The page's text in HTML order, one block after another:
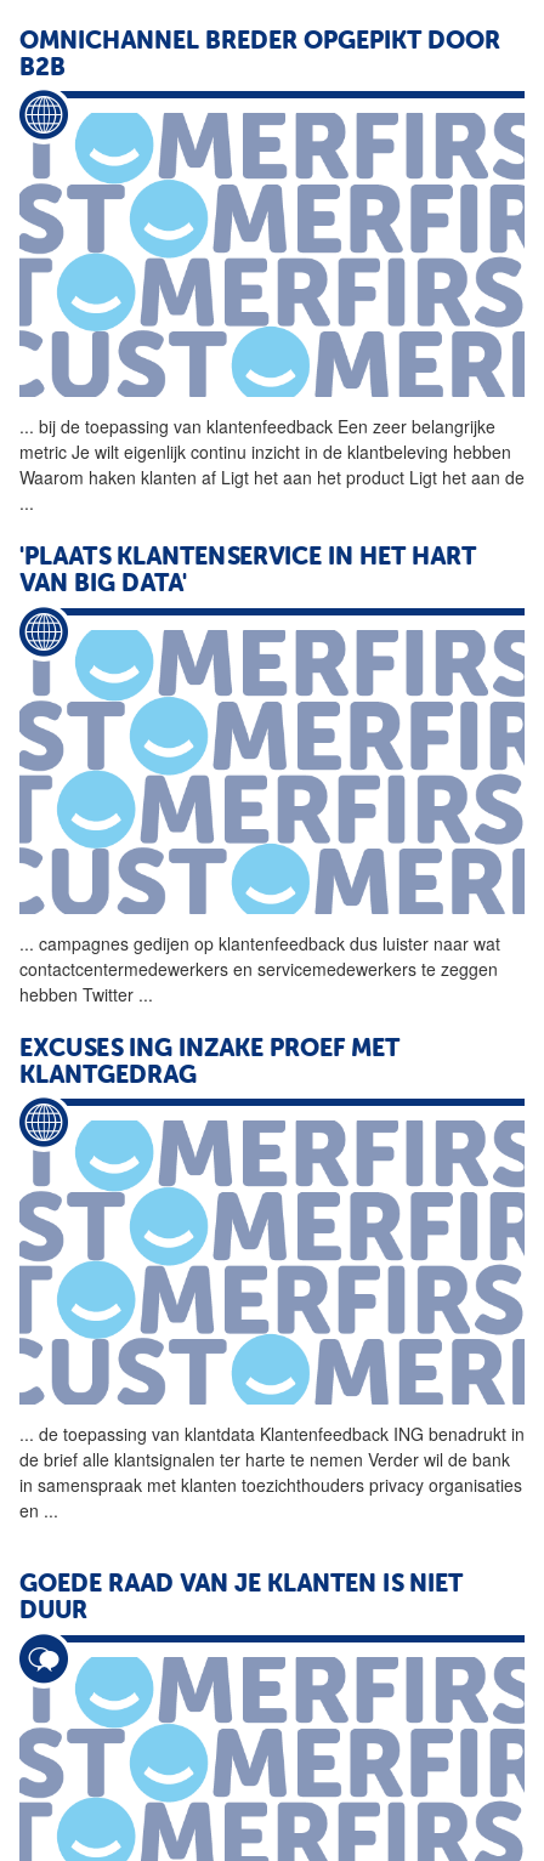
OMNICHANNEL BREDER OPGEPIKT DOOR
B2B
... bij de toepassing van klantenfeedback Een zeer belangrijke
metric Je wilt eigenlijk continu inzicht in de klantbeleving hebben
Waarom haken klanten af Ligt het aan het product Ligt het aan de
...
'PLAATS KLANTENSERVICE IN HET HART
VAN BIG DATA'
... campagnes gedijen op klantenfeedback dus luister naar wat
contactcentermedewerkers en servicemedewerkers te zeggen
hebben Twitter ...
EXCUSES ING INZAKE PROEF MET
KLANTGEDRAG
... de toepassing van klantdata Klantenfeedback ING benadrukt in
de brief alle klantsignalen ter harte te nemen Verder wil de bank
in samenspraak met klanten toezichthouders privacy organisaties
en ...
GOEDE RAAD VAN JE KLANTEN IS NIET
DUUR